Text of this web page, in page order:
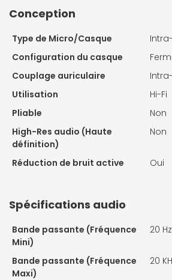
Conception
Type de Micro/Casque
Configuration du casque
Couplage auriculaire
Utilisation
Hi-Fi
Pliable
Non
High-Res audio (Haute
définition)
Non
Réduction de bruit active Oui
Spécifications audio
Bande passante (Fréquence
Mini)
20 Hz
Bande passante (Fréquence
Maxi)
20